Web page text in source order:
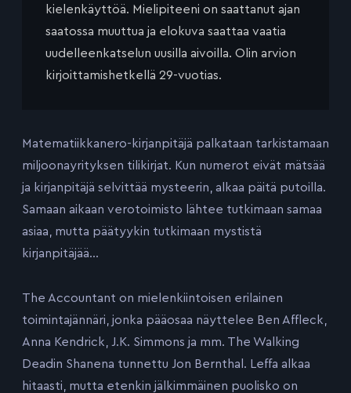
kielenkäyttöä. Mielipiteeni on saattanut ajan
saatossa muuttua ja elokuva saattaa vaatia
uudelleenkatselun uusilla aivoilla. Olin arvion
kirjoittamishetkellä 29-vuotias.
Matematiikkanero-kirjanpitäjä palkataan tarkistamaan
miljoonayrityksen tilikirjat. Kun numerot eivät mätsää
ja kirjanpitäjä selvittää mysteerin, alkaa päitä putoilla.
Samaan aikaan verotoimisto lähtee tutkimaan samaa
asiaa, mutta päätyykin tutkimaan mystistä
kirjanpitäjää…
The Accountant on mielenkiintoisen erilainen
toimintajännäri, jonka pääosaa näyttelee Ben Affleck,
Anna Kendrick, J.K. Simmons ja mm. The Walking
Deadin Shanena tunnettu Jon Bernthal. Leffa alkaa
hitaasti, mutta etenkin jälkimmäinen puolisko on